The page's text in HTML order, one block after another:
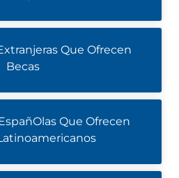
Que Ofrecen
Becas
Que Ofrecen